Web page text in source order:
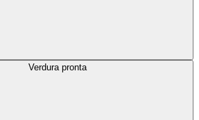
Verdura pronta